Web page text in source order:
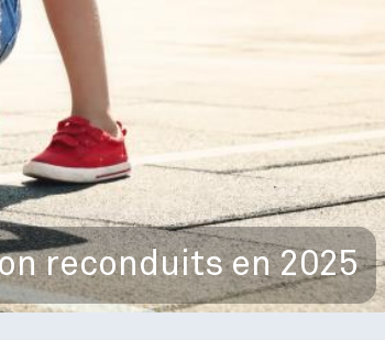
reconduits en 2025